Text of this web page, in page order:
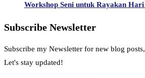
Workshop Seni untuk Rayakan
Subscribe Newsletter
Subscribe my Newsletter for new blog
Let's stay updated!